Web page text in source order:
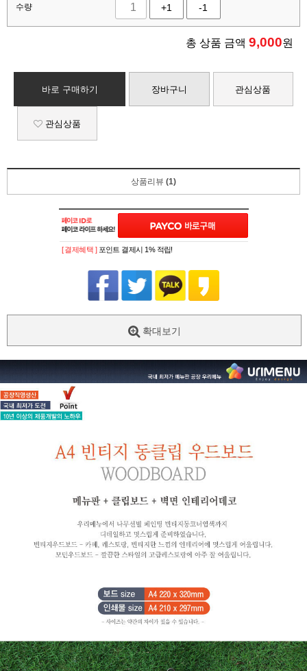
수량 +1 -1
총 상품 금액 9,000원
바로 구매하기 장바구니 관심상품
관심상품
상품리뷰 (1)
페이코 ID로
[ 결제혜택 ] 포인트 결제시 1% 적립!
확대보기